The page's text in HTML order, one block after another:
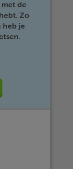
de
Zo
heb je